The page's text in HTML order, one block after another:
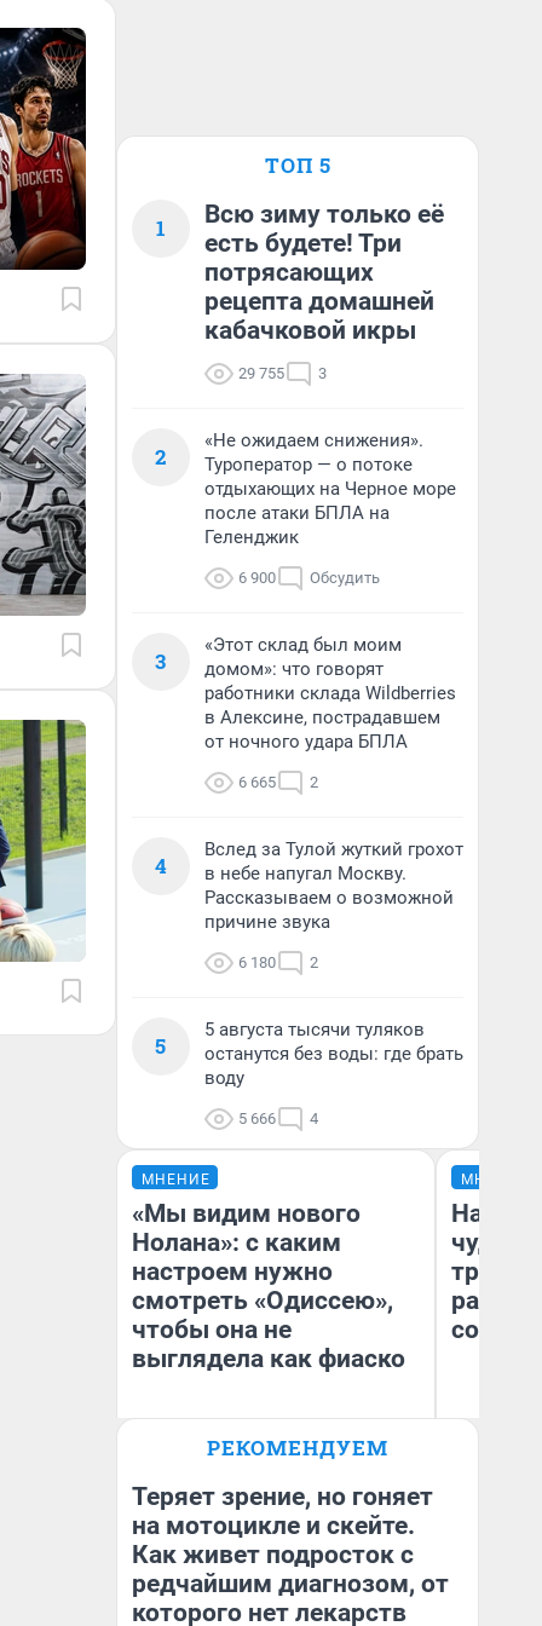
ТОП 5
1
Всю зиму только её
есть будете! Три
потрясающих
рецепта домашней
кабачковой икры
29 755 3
2
«Не ожидаем снижения».
Туроператор — о потоке
отдыхающих на Черное море
после атаки БПЛА на
Геленджик
6 900 Обсудить
3
«Этот склад был моим
домом»: что говорят
работники склада Wildberries
в Алексине, пострадавшем
от ночного удара БПЛА
6 665 2
4
Вслед за Тулой жуткий грохот
в небе напугал Москву.
Рассказываем о возможной
причине звука
6 180 2
5
5 августа тысячи туляков
останутся без воды: где брать
воду
5 666 4
МНЕНИЕ
«Мы видим нового
Нолана»: с каким
настроем нужно
смотреть «Одиссею»,
чтобы она не
выглядела как фиаско
Надежда Губарь
МНЕНИЕ
чудом
РЕКОМЕНДУЕМ
Теряет зрение, но гоняет
на мотоцикле и скейте.
Как живет подросток с
редчайшим диагнозом, от
которого нет лекарств